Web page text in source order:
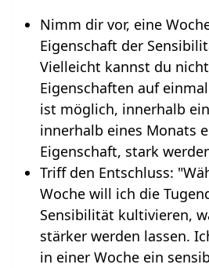
Nimm dir vor, eine
Eigenschaft der
Vielleicht kannst du
Eigenschaften auf
ist möglich, innerhalb
innerhalb eines Monats
Eigenschaft, stark
Triff den Entschluss:
Woche will ich die
Sensibilität kultivieren,
stärker werden lassen.
in einer Woche ein